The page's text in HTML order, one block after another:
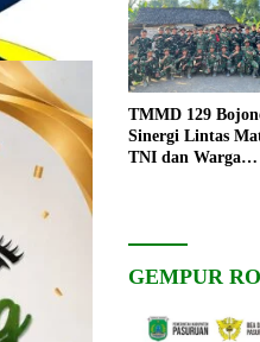
TMMD 129
Sinergi Lintas
TNI dan Warga
GEMPUR